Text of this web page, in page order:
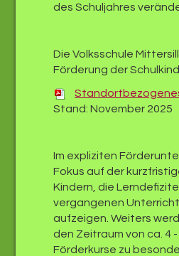
des Schuljahres
Die Volksschule
Förderung der
Stand: November 2025
Im expliziten
Fokus auf der
Kindern, die
vergangenen
aufzeigen. Weiters
den Zeitraum von ca. 4
Förderkurse zu